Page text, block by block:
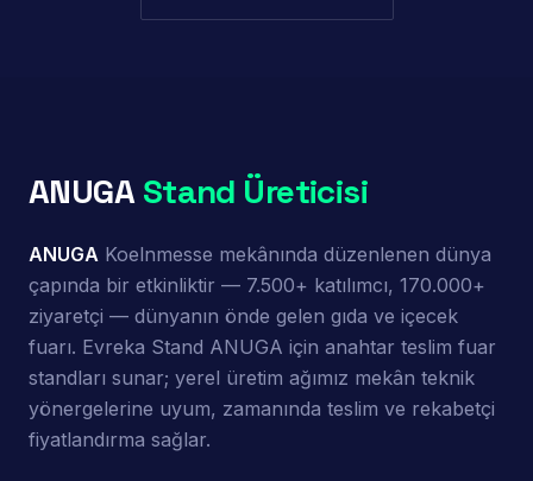
ANUGAStand Üreticisi
ANUGA Koelnmesse mekânında düzenlenen dünya
çapında bir etkinliktir — 7.500+ katılımcı, 170.000+
ziyaretçi — dünyanın önde gelen gıda ve içecek
fuarı. Evreka Stand ANUGA için anahtar teslim fuar
standları sunar; yerel üretim ağımız mekân teknik
yönergelerine uyum, zamanında teslim ve rekabetçi
fiyatlandırma sağlar.